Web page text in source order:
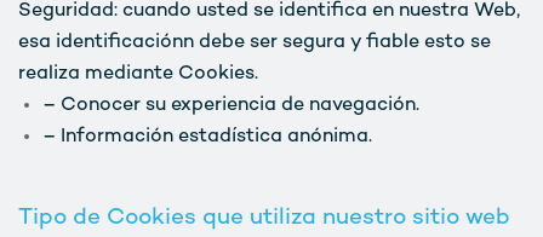
Seguridad: cuando usted se identifica en nuestra Web,
esa identificaciónn debe ser segura y fiable esto se
realiza mediante Cookies.
– Conocer su experiencia de navegación.
– Información estadística anónima.
Tipo de Cookies que utiliza nuestro sitio web